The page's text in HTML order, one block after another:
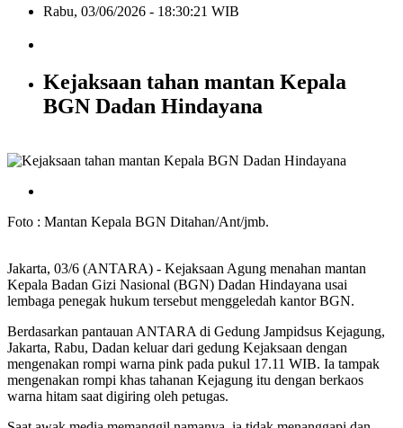
Rabu, 03/06/2026 - 18:30:21 WIB
Kejaksaan tahan mantan Kepala
BGN Dadan Hindayana
Foto : Mantan Kepala BGN Ditahan/Ant/jmb.
Jakarta, 03/6 (ANTARA) - Kejaksaan Agung menahan mantan
Kepala Badan Gizi Nasional (BGN) Dadan Hindayana usai
lembaga penegak hukum tersebut menggeledah kantor BGN.
Berdasarkan pantauan ANTARA di Gedung Jampidsus Kejagung,
Jakarta, Rabu, Dadan keluar dari gedung Kejaksaan dengan
mengenakan rompi warna pink pada pukul 17.11 WIB. Ia tampak
mengenakan rompi khas tahanan Kejagung itu dengan berkaos
warna hitam saat digiring oleh petugas.